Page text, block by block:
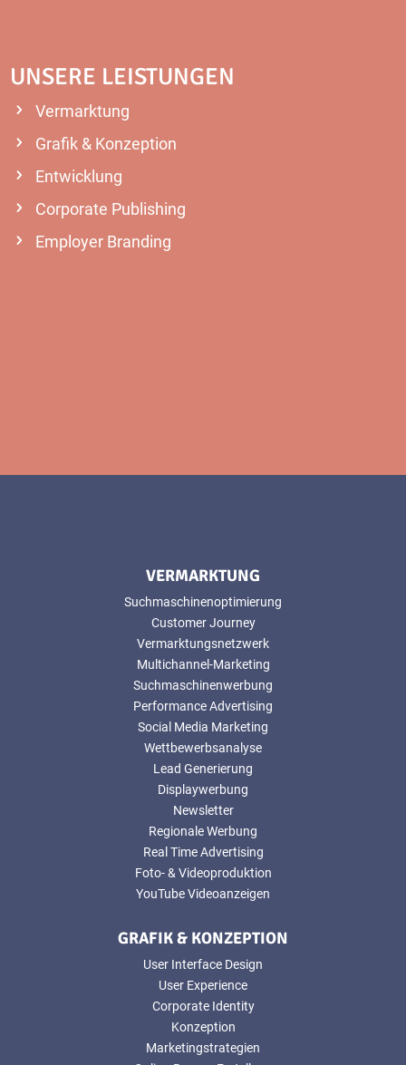
UNSERE LEISTUNGEN
Vermarktung
Grafik & Konzeption
Entwicklung
Corporate Publishing
Employer Branding
VERMARKTUNG
Suchmaschinenoptimierung
Customer Journey
Vermarktungsnetzwerk
Multichannel-Marketing
Suchmaschinenwerbung
Performance Advertising
Social Media Marketing
Wettbewerbsanalyse
Lead Generierung
Displaywerbung
Newsletter
Regionale Werbung
Real Time Advertising
Foto- & Videoproduktion
YouTube Videoanzeigen
GRAFIK & KONZEPTION
User Interface Design
User Experience
Corporate Identity
Konzeption
Marketingstrategien